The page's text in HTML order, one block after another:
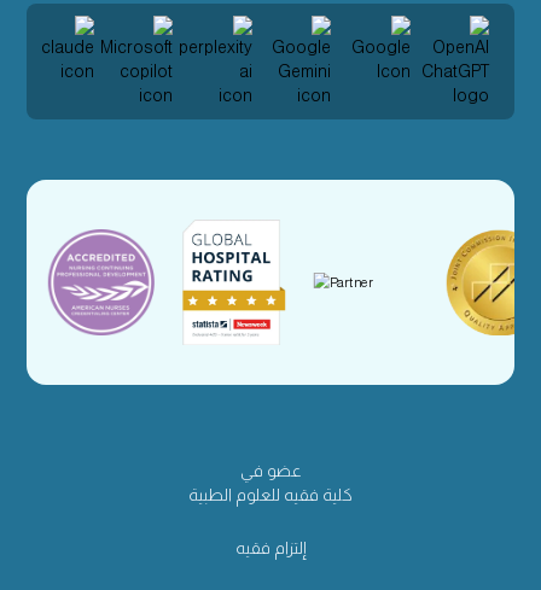
عضو في
كلية فقيه للعلوم الطبية
إلتزام فقيه